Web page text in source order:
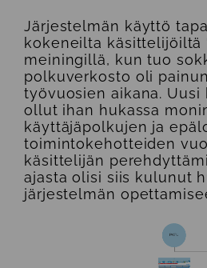
Järjestelmän käyttö
kokeneilta käsittelijöiltä
meiningillä, kun tuo
polkuverkosto oli
työvuosien aikana. Uusi
ollut ihan hukassa
käyttäjäpolkujen ja
toimintokehotteiden
käsittelijän
ajasta olisi siis kulunut
järjestelmän